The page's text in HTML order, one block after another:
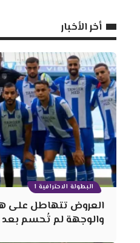
أخر الأخبار
البطولة الاحترافية 1
العروض تتهاطل على
والوجهة لم تُحسم بعد